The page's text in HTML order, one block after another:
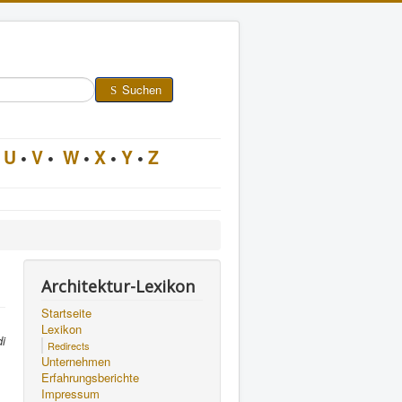
Suchen
U • V • W • X • Y • Z
Architektur-Lexikon
Startseite
Lexikon
Redirects
Unternehmen
Erfahrungsberichte
Impressum